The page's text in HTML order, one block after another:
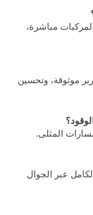
مباشرة،
موثوقة، وتحسين
المثلى.
عبر الجوال